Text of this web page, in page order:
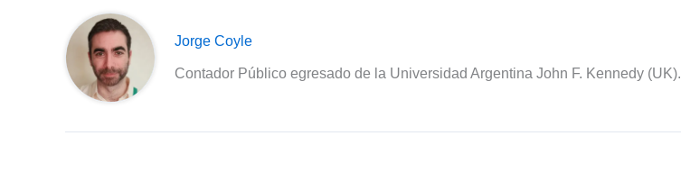
Jorge Coyle
Contador Público egresado de la Universidad Argentina John F. Kennedy (UK).